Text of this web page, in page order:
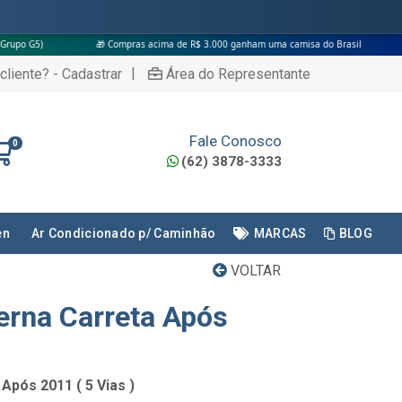
🎁 Compras acima de R$ 3.000 ganham uma camisa do Brasil
- Cadastrar | Área do Representante
0 Fale Conosco
(62) 3878-3333
Ar Condicionado p/ Caminhão MARCAS BLOG
VOLTAR
Carreta Após
2011 ( 5 Vias )